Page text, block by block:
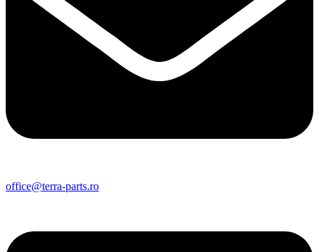
office@terra-parts.ro